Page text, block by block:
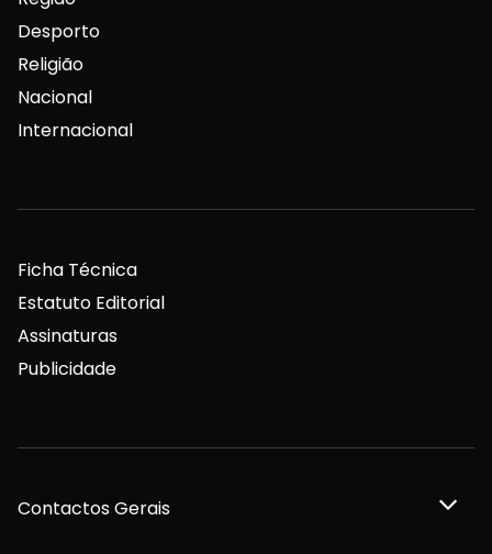
Desporto
Religião
Nacional
Internacional
Ficha Técnica
Estatuto Editorial
Assinaturas
Publicidade
Contactos Gerais